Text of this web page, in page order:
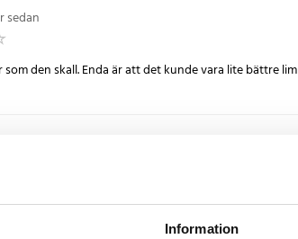
Information
sedan
som den skall. Enda är att det kunde vara lite bättre lim